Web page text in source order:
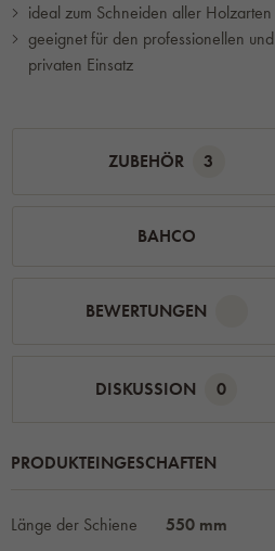
ideal zum Schneiden aller Holzarten
geeignet für den professionellen und
privaten Einsatz
ZUBEHÖR 3
BAHCO
BEWERTUNGEN
DISKUSSION 0
PRODUKTEINGESCHAFTEN
Länge der Schiene
550 mm